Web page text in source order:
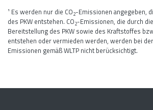
¹ Es werden nur die CO2-Emissionen angegeben,
des PKW entstehen. CO2-Emissionen, die durch
Bereitstellung des PKW sowie des Kraftstoffes
entstehen oder vermieden werden, werden bei
Emissionen gemäß WLTP nicht berücksichtigt.